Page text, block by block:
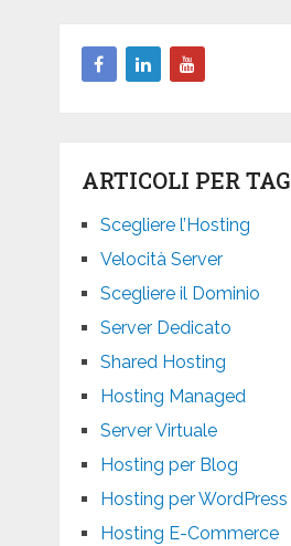
ARTICOLI PER TAG
Scegliere l’Hosting
Velocità Server
Scegliere il Dominio
Server Dedicato
Shared Hosting
Hosting Managed
Server Virtuale
Hosting per Blog
Hosting per WordPress
Hosting E-Commerce